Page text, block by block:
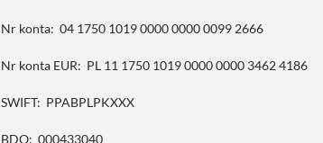
Nr konta: 04 1750 1019 0000 0000 0099 2666
Nr konta EUR: PL 11 1750 1019 0000 0000 3462 4186
SWIFT: PPABPLPKXXX
BDO: 000433040